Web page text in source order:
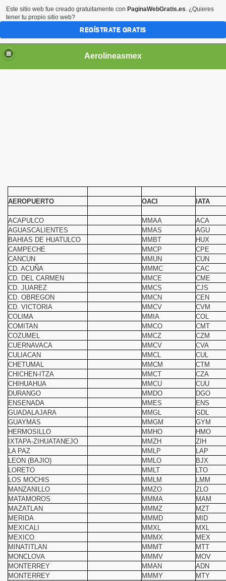
Aerolineasmex
AEROPUERTO OACI IATA
ACAPULCO MMAA
ACA
AGUASCALIENTES
MMAS
AGU
BAHIAS DE HUATULCO
MMBT
HUX
CAMPECHE
MMCP
CPE
CANCUN
MMUN
CUN
CD. ACUÑA
MMMC
CAC
CD. DEL CARMEN
MMCE
CME
CD. JUAREZ
MMCS
CJS
CD. OBREGON
MMCN
CEN
CD. VICTORIA
MMCV
CVM
COLIMA
MMIA
COL
COMITAN
MMCO
CMT
COZUMEL
MMCZ
CZM
CUERNAVACA
MMCV
CVA
CULIACAN
MMCL
CUL
CHETUMAL
MMCM
CTM
CHICHEN-ITZA
MMCT
CZA
CHIHUAHUA
MMCU
CUU
DURANGO
MMDO
DGO
ENSENADA
MMES
ENS
GUADALAJARA
MMGL
GDL
GUAYMAS
MMGM
GYM
HERMOSILLO
MMHO
HMO
IXTAPA-ZIHUATANEJO
MMZH
ZIH
LA PAZ
MMLP
LAP
LEON (BAJIO)
MMLO
BJX
LORETO
MMLT
LTO
LOS MOCHIS
MMLM
LMM
MANZANILLO
MMZO
ZLO
MATAMOROS
MMMA
MAM
MAZATLAN
MMMZ
MZT
MERIDA
MMMD
MID
MEXICALI
MMXL
MXL
MEXICO
MMMX
MEX
MINATITLAN
MMMT
MTT
MONCLOVA
MMMV
MOV
MONTERREY
MMAN
ADN
MONTERREY
MMMY
MTY
Rusia
Este sitio web fue creado gratuitamente con PaginaWebGratis.es. ¿Quieres
tener tu propio sitio web?
REGÍSTRATE GRATIS